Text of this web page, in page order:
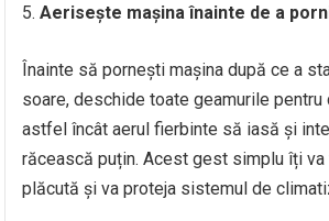
Aerisește mașina înainte de a
Înainte să pornești mașina după ce a
soare, deschide toate geamurile pentru
astfel încât aerul fierbinte să iasă și
răcească puțin. Acest gest simplu îți
plăcută și va proteja sistemul de